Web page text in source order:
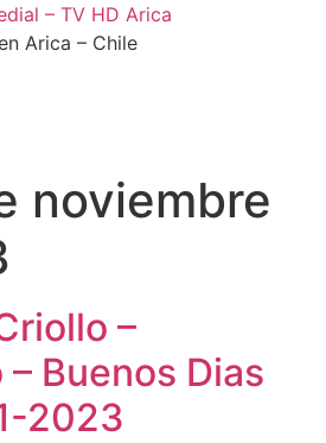
Arica – Chile
noviembre
–
Buenos Dias
2023